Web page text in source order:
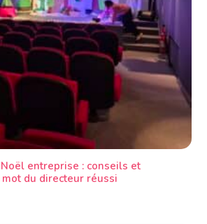
entreprise : conseils et
du directeur réussi